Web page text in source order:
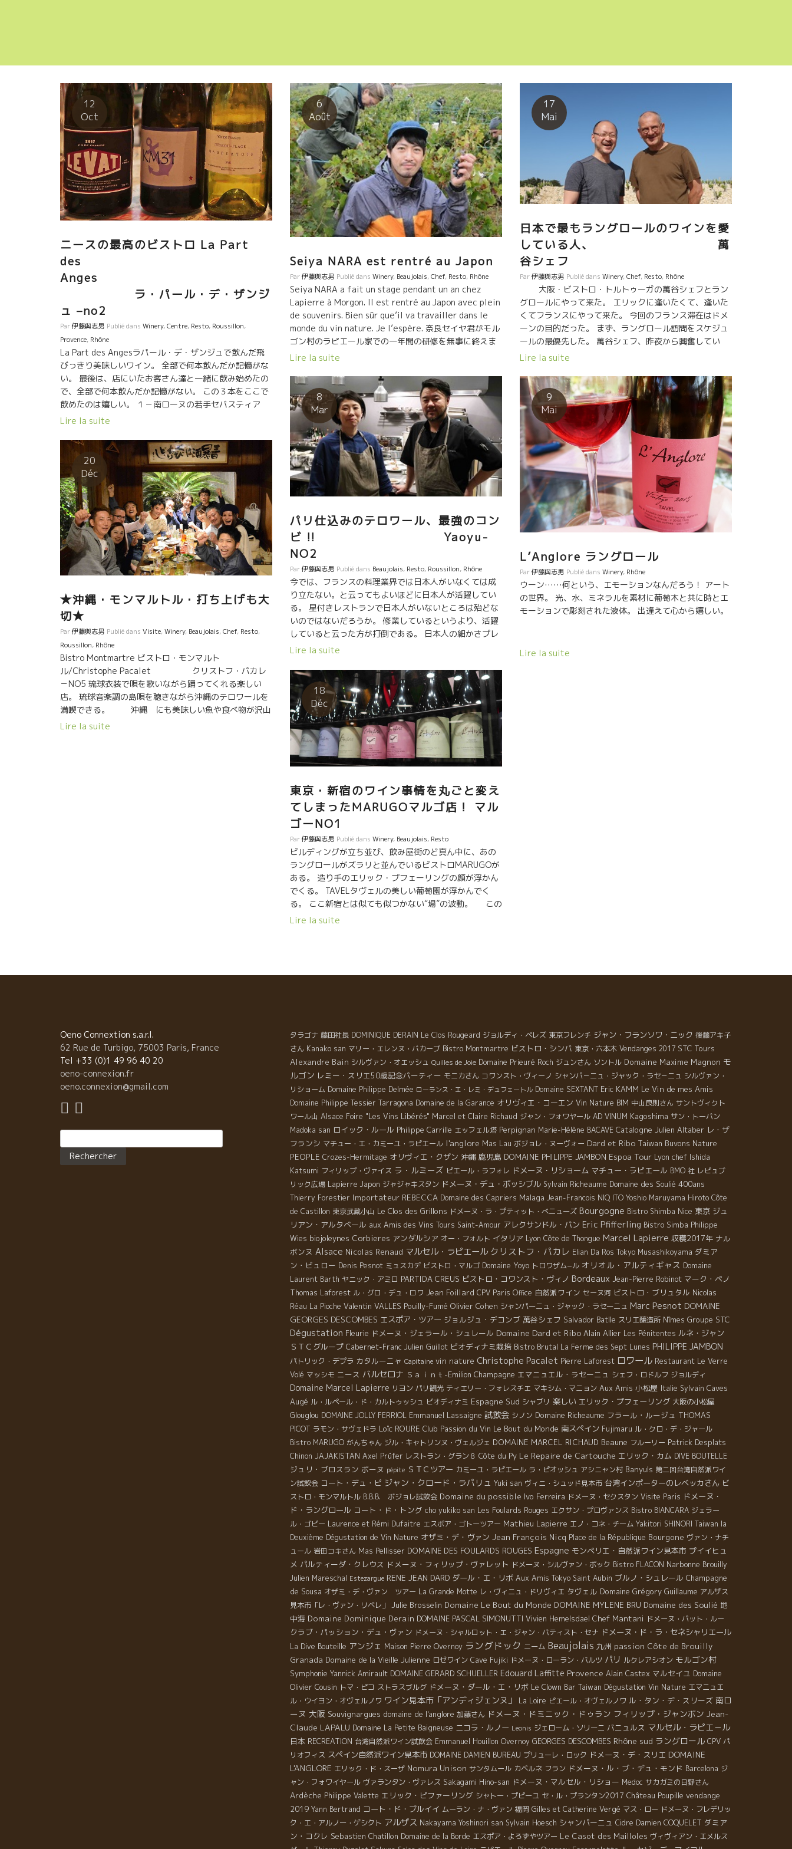
12
Oct
ニースの最高のビストロ La Part
des
Anges
ラ・パール・デ・ザンジ
ュ –no2
Par伊藤與志男 Publié dans Winery,Centre, Resto, Roussillon,
Provence, Rhône
La Part des Angesラパール・デ・ザンジュで飲んだ飛
びっきり美味しいワイン。 全部で何本飲んだか記憶がな
い。 最後は、店にいたお客さん達と一緒に飲み始めたの
で、全部で何本飲んだか記憶がない。 この３本をここで
飲めたのは嬉しい。 １－南ローヌの若手セバスティア
ン・シャティオン ラングロールのTAVELが好きで好
KM31 Yoyoのワインはブラインドテースティングで
出てきた。 このシスト土壌のミネラル感は、絶対に
外さない。 珍しくバッチリ当てました。 ３－右のオ
ヴェルニュ地方のトビッキリ美味しいワイン。
Maupertuis NEYROU-PLAGE 葡萄園がまるっきり
海の浜のような砂質土壌。どこまでも繊細さワインがで
きる。
Lire la suite
6
Août
Seiya NARA est rentré au Japon
Par伊藤與志男 Publié dans Winery, Beaujolais,Chef, Resto, Rhône
Seiya NARA a fait un stage pendant un an chez
Lapierre à Morgon. Il est rentré au Japon avec plein
de souvenirs. Bien sûr que’il va travailler dans le
monde du vin nature. Je l’espère. 奈良セイヤ君がモル
ゴン村のラピエール家での一年間の研修を無事に終えま
した。 多くの思い出をスーツケースに詰めて日本に帰り
献してくれると期待しています。 帰国寸前
にやはりこの人に挨拶をしておかなければと、Lyonの石
田シェフのところにやって来た。 石田さんにとって
マルセル・ラピエール家はファミリー。ラピエール家の
研修生は皆ここに来て トビッキリ美味しい料理で洗礼を
受けている。 石田さん、マルセル生存中の
Le Cambon 2008年を開けてくれました。 そして、マル
セルが何回も訪問して指導した蔵でもあり、マルセルを
尊敬しているタヴェルの ラングロールも開けてくれた。
静岡出身のSieya君、まず地元静岡の自然派を何と
前にはすべての扉と可能性が開かれている。 ファイ
ト！！
Lire la suite
17
Mai
日本で最もラングロールのワインを愛
している人、 萬
谷シェフ
Par伊藤與志男 Publié dans Winery,Chef, Resto, Rhône
大阪・ビストロ・トルトゥーガの萬谷シェフとラン
グロールにやって来た。 エリックに逢いたくて、逢いた
くてフランスにやって来た。 今回のフランス滞在はドメ
ーンの目的だった。 まず、ラングロール訪問をスケジュ
ールの最優先した。 萬谷シェフ、昨夜から興奮してい
る。 嬉しさのあまり昨夜は眠れなかったらしい。 朝、ホ
れなかった』とのこと。 最初はやや緊張ぎみの萬谷シェ
フ。 TAVEL の主な三種類の土壌ミネラルを見学しながら
段々と馴染んできた。
Lire la suite
9
Mai
L’Anglore ラングロール
Par伊藤與志男 Publié dans Winery, Rhône
ウーン……何という、エモーションなんだろう！ アート
の世界。 光、水、ミネラルを素材に葡萄木と共に時とエ
モーションで彫刻された液体。 出逢えて心から嬉しい。
Lire la suite
8
Mar
パリ仕込みのテロワール、最強のコン
ビ !! Yaoyu-
NO2
Par伊藤與志男 Publié dans Beaujolais, Resto, Roussillon, Rhône
今では、フランスの料理業界では日本人がいなくては成
り立たない。と云ってもよいほどに日本人が活躍してい
る。 星付きレストランで日本人がいないところは殆どな
いのではないだろうか。 修業しているというより、活躍
していると云った方が打倒である。 日本人の細かさプレ
シジョンが必要とされている。 そんな二人が、あえて日
る。 トビッキリ味がある食堂である。
Magnifique マニフィックな海の幸とテロワールの素材が
絶妙なバランスで盛られた一品。 そして、幸子さんの選
んだ、この味覚にピッタリのこの液体!! LEVAT!! ルヴ
ァ。 ラングロールを尊敬しているセバスチャンが大好き
なTAVELを逆さまに書いたワイン名。 次々
と舞台から降りてくる感動の一皿、一皿に、幸子さんお
勧めの感動の液体。 Matin Calme マタン・カルム醸造
性格、どこまでも控え目なアントニーのワイン。 控え目
なアントニーは営業もやや苦手、だからあまり世に知ら
れていない。でも品質は天下一品。 ここまでの液体を醸
せる醸造家は少ない。 このマリアージ、バランスに思わ
ず感嘆の声が出てしまう！ ★★ Yaoyuで飲
んだ造り手の顔 ★★ AD Vinum アド・ヴィヌム醸造の
Sébastien Chatillon セバスティアン・シャティヨン 昨
年の初リリ－スよりセンセーショナルなワインを醸す
男。絶大な醸造才能を持っている。 日本での問合せは
BMO社 もしくは、3 Trois Amours トロワ・ザムール。
Matin Calme マタン・カルム醸造 の
Lire la suite
20
Déc
★沖縄・モンマルトル・打ち上げも大
切★
Par伊藤與志男 Publié dans Visite,Winery, Beaujolais,Chef, Resto,
Roussillon, Rhône
Bistro Montmartre ビストロ・モンマルト
ル/Christophe Pacalet クリストフ・パカレ
－NO5 琉球衣装で唄を歌いながら踊ってくれる楽しい
店。 琉球音楽調の島唄を聴きながら沖縄のテロワールを
満喫できる。 沖縄 にも美味しい魚や食べ物が沢山
あります。 ワインはラングロールとフラール・ルージュ
Lire la suite
18
Déc
東京・新宿のワイン事情を丸ごと変え
てしまったMARUGOマルゴ店！ マル
ゴーNO1
Par伊藤與志男 Publié dans Winery, Beaujolais, Resto
ビルディングが立ち並び、飲み屋街のど真ん中に、あの
ラングロールがズラリと並んでいるビストロMARUGOが
ある。 造り手のエリック・プフェーリングの顔が浮かん
でくる。 TAVELタヴェルの美しい葡萄園が浮かんでく
る。 ここ新宿とは似ても似つかない“場”の波動。 この
ビルの雑踏の中で暮らす東京の人こそが、この自然なエ
っている中島さん。 誰もが、“こんなワインバーがあった
らいいのに！”と思っているバーを次々と創り上げてしま
った人。 たった１０年間で２０店を超えるビストロをこ
こ新宿に創り上げて経営している。 ここ新宿界隈にて一
晩で想像を絶するボトル数を開けてしまうMARUGOマル
ゴ・グループ。 今夜は、クリストフ・パカレ、BMOの聖
子さん、鎌田さん、CPVの石川君とやって来た。
気楽に入って、一杯だけ飲むのもOK. 一人でも心地よい
雰囲気 OK. 大勢の仲間で行っても楽しくOK. 食べなくて
もOK. 勿論、食べてもＯＫ． ワインも色んなスタイルの
ものがあり、勿論、自然派もありOK. 夜がチョット遅く
なってもOK. これだけの条件を備えているBISTROは、あ
りそうでなかった。 それを、やってしまったのがこの
MARUGOの中島さんだ。 BMOの鎌田さんも全力でサポ
ート。 どの分野の仕事でも、思いっきりやっている人を
見るのは気持ちのいいものですね。
Lire la suite
Oeno Connextion s.a.r.l.
62 Rue de Turbigo, 75003 Paris, France
Tel +33 (0)1 49 96 40 20
oeno-connexion.fr
oeno.connexion@gmail.com
タラゴナ 藤田社長 DOMINIQUE DERAIN Le Clos Rougeard ジョルディ・ペレズ 東京フレンチ ジャン・フランソワ・ニック 後藤アキ子
さん Kanako san マリー・エレンヌ・バカーブ Bistro Montmartre ビストロ・シンバ 東京・六本木 Vendanges 2017 STC Tours
Alexandre Bain シルヴァン・オエッシュ Quilles de Joie Domaine Prieuré Roch ジュンさん ソントル Domaine Maxime Magnon モ
ルゴン レミー・スリエ50歳記念パーティー モニカさん コワンスト・ヴィーノ シャンパ－ニュ・ジャック・ラセ－ニュ シルヴァン・
リショーム Domaine Philippe Delmée ローランス・エ・レミ・デュフェートル Domaine SEXTANT Eric KAMM Le Vin de mes Amis
Domaine Philippe Tessier Tarragona Domaine de la Garance オリヴィエ・コーエン Vin Nature BIM 中山良則さん サントヴィクト
ワール山 Alsace Foire "Les Vins Libérés" Marcel et Claire Richaud ジャン・フォワヤール AD VINUM Kagoshima サン・トーバン
Madoka san ロイック・ルール Philippe Carrille エッフェル塔 Perpignan Marie-Hélène BACAVE Catalogne Julien Altaber レ・ザ
フランシ マチュー・エ・カミーユ・ラピエール l'anglore Mas Lau ボジョレ・ヌーヴォー Dard et Ribo Taiwan Buvons Nature
PEOPLE Crozes-Hermitage オリヴィエ・クザン 沖縄 鹿児島 DOMAINE PHILIPPE JAMBON Espoa Tour Lyon chef Ishida
Katsumi フィリップ・ヴァイス ラ・ルミーズ ピエール・ラフォレ ドメーヌ・リショーム マチュー・ラピエール BMO 社 レピュブ
リック広場 Lapierre Japon ジャジャキスタン ドメーヌ・デュ・ポッシブル Sylvain Richeaume Domaine des Soulié 400ans
Thierry Forestier Importateur REBECCA Domaine des Capriers Malaga Jean-Francois NIQ ITO Yoshio Maruyama Hiroto Côte
de Castillon 東京武蔵小山 Le Clos des Grillons ドメーヌ・ラ・プティット・べニューズ Bourgogne Bistro Shimba Nice 東京 ジュ
リアン・アルタベール aux Amis des Vins Tours Saint-Amour アレクサンドル・バン Eric Pfifferling Bistro Simba Philippe
Wies biojoleynes Corbieres アンダルシア オー・フォルト イタリア Lyon Côte de Thongue Marcel Lapierre 収穫2017年 ナル
ボンヌ Alsace Nicolas Renaud マルセル・ラピエール クリストフ・パカレ Elian Da Ros Tokyo Musashikoyama ダミア
ン・ビュロー Denis Pesnot ミュスカデ ビストロ・マルゴ Domaine Yoyo トロワザム−ル オリオル・アルティギャス Domaine
Laurent Barth ヤニック・アミロ PARTIDA CREUS ビストロ・コワンスト・ヴィノ Bordeaux Jean-Pierre Robinot マーク・ペノ
Thomas Laforest ル・グロ・デュ・ロワ Jean Foillard CPV Paris Office 自然派ワイン セーヌ河 ビストロ・ブリュタル Nicolas
Réau La Pioche Valentin VALLES Pouilly-Fumé Olivier Cohen シャンパーニュ・ジャック・ラセーニュ Marc Pesnot DOMAINE
GEORGES DESCOMBES エスポア・ツアー ジョルジュ・デコンブ 萬谷シェフ Salvador Batlle スリエ醸造所 Nîmes Groupe STC
Dégustation Fleurie ドメーヌ・ジェラール・シュレール Domaine Dard et Ribo Alain Allier Les Pénitentes ルネ・ジャン
ＳＴＣグループ Cabernet-Franc Julien Guillot ビオディナミ栽培 Bistro Brutal La Ferme des Sept Lunes PHILIPPE JAMBON
パトリック・デプラ カタルーニャ Capitaine vin nature Christophe Pacalet Pierre Laforest ロワール Restaurant Le Verre
Volé マッシモ ニース バルセロナ Ｓａｉｎｔ-Emilion Champagne エマニュエル・ラセーニュ シェフ・ロドルフ ジョルディ
Domaine Marcel Lapierre リヨン パリ観光 ティエリー・フォレスチエ マキシム・マニョン Aux Amis 小松屋 Italie Sylvain Caves
Augé ル・ルペール・ド・カルトゥッシュ ビオディナミ Espagne Sud シャブリ 楽しい エリック・プフェーリング 大阪の小松屋
Glouglou DOMAINE JOLLY FERRIOL Emmanuel Lassaigne 試飲会 シノン Domaine Richeaume フラール・ルージュ THOMAS
PICOT ラモン・サヴェドラ Loïc ROURE Club Passion du Vin Le Bout du Monde 南スペイン Fujimaru ル・クロ・デ・ジャール
Bistro MARUGO がんちゃん ジル・キャトリンヌ・ヴェルジェ DOMAINE MARCEL RICHAUD Beaune フルーリー Patrick Desplats
Chinon JAJAKISTAN Axel Prüfer レストラン・グラン８ Côte du Py Le Repaire de Cartouche エリック・カム DIVE BOUTELLE
ジュリ・ブロスラン ボーヌ pépite ＳＴＣツアー カミーユ・ラピエール ラ・ピオッシュ アシニャン村 Banyuls 第二回台湾自然派ワイ
ン試飲会 コート・デュ・ピ ジャン・クロード・ラパリュ Yuki san ヴィニ・シュッド見本市 台湾インポーターのレベッカさん ビ
ストロ・モンマルトル B.B.B. ボジョレ試飲会 Domaine du possible Ivo Ferreira ドメーヌ・セクスタン Visite Paris ドメーヌ・
ド・ラングロール コート・ド・トング cho yukiko san Les Foulards Rouges エクサン・プロヴァンス Bistro BIANCARA ジェラー
ル・ゴビー Laurence et Rémi Dufaitre エスポア・ゴトーツアー Mathieu Lapierre エノ・コネ・チーム Yakitori SHINORI Taiwan la
Deuxième Dégustation de Vin Nature オザミ・デ・ヴァン Jean François Nicq Place de la République Bourgone ヴァン・ナチ
ュール 岩田コキさん Mas Pellisser DOMAINE DES FOULARDS ROUGES Espagne モンペリエ・自然派ワイン見本市 プイイヒュ
メ パルティーダ・クレウス ドメーヌ・フィリップ・ヴァレット ドメーヌ・シルヴァン・ボック Bistro FLACON Narbonne Brouilly
Julien Mareschal Estezargue RENE JEAN DARD ダール・エ・リボ Aux Amis Tokyo Saint Aubin ブルノ・シュレール Champagne
de Sousa オザミ・デ・ヴァン ツアー La Grande Motte レ・ヴィニュ・ドリヴィエ タヴェル Domaine Grégory Guillaume アルザス
見本市「レ・ヴァン・リベレ」 Julie Brosselin Domaine Le Bout du Monde DOMAINE MYLENE BRU Domaine des Soulié 地
中海 Domaine Dominique Derain DOMAINE PASCAL SIMONUTTI Vivien Hemelsdael Chef Mantani ドメーヌ・パット・ルー
クラブ・パッション・デュ・ヴァン ドメーヌ・シャルロット・エ・ジャン・バティスト・セナ ドメーヌ・ド・ラ・セネシャリエール
La Dive Bouteille アンジェ Maison Pierre Overnoy ラングドック ニーム Beaujolais 九州 passion Côte de Brouilly
Granada Domaine de la Vieille Julienne ロゼワイン Cave Fujiki ドメーヌ・ローラン・バルツ パリ ルクレアシオン モルゴン村
Symphonie Yannick Amirault DOMAINE GERARD SCHUELLER Edouard Laffitte Provence Alain Castex マルセイユ Domaine
Olivier Cousin トマ・ピコ ストラスブルグ ドメーヌ・ダール・エ・リボ Le Clown Bar Taiwan Dégustation Vin Nature エマニュエ
ル・ウイヨン・オヴェルノワ ワイン見本市「アンディジェンヌ」 La Loire ピエール・オヴェルノワ ル・タン・デ・スリーズ 南ロ
ーヌ 大阪 Souvignargues domaine de l'anglore 加藤さん ドメーヌ・ドミニック・ドゥラン フィリップ・ジャンボン Jean-
Claude LAPALU Domaine La Petite Baigneuse ニコラ・ルノー Leonis ジェローム・ソリーニ バニュルス マルセル・ラピエ－ル
日本 RECREATION 台湾自然派ワイン試飲会 Emmanuel Houillon Overnoy GEORGES DESCOMBES Rhône sud ラングロール CPV パ
リオフィス スペイン自然派ワイン見本市 DOMAINE DAMIEN BUREAU プリューレ・ロック ドメーヌ・デ・スリエ DOMAINE
L'ANGLORE エリック・ド・スーザ Nomura Unison サンタムール カベルネ フラン ドメーヌ・ル・ブ・デュ・モンド Barcelona ジ
ャン・フォワイヤール ヴァランタン・ヴァレス Sakagami Hino-san ドメーヌ・マルセル・リショー Medoc サカガミの日野さん
Ardèche Philippe Valette エリック・ピファーリング シャトー・プピーユ セ・ル・プランタン2017 Château Poupille vendange
2019 Yann Bertrand コート・ド・ブルイイ ムーラン・ナ・ヴァン 福岡 Gilles et Catherine Vergé マス・ロー ドメーヌ・フレデリッ
ク・エ・アルノー・ゲシクト アルザス Nakayama Yoshinori san Sylvain Hoesch シャンパーニュ Cidre Damien COQUELET ダミア
ン・コクレ Sebastien Chatillon Domaine de la Borde エスポア・よろずやツアー Le Casot des Mailloles ヴィヴィアン・エメルス